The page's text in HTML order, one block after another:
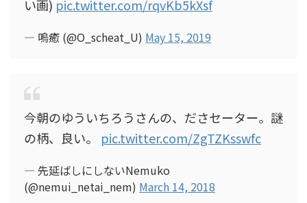
い画) pic.twitter.com/rqvKb5kXsf
— 嗚癒 (@O_scheat_U) May 15, 2019
今朝のゆういちろうさんの、ださセーター。謎
の柄、良い。 pic.twitter.com/ZgTZKsswfc
— 先延ばしにしないNemuko
(@nemui_netai_nem) March 14, 2018